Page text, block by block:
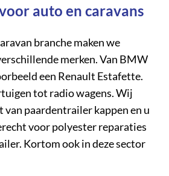
auto en caravans
branche maken we
merken. Van BMW
een Renault Estafette.
tot radio wagens. Wij
van paardentrailer kappen en u
voor polyester reparaties
Kortom ook in deze sector